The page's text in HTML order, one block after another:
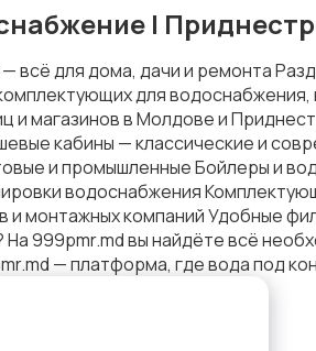
|
всё для дома, дачи и ремонта
для
и магазинов в Молдове и
кабины — классические и
и промышленные Бойлеры и
водоснабжения
и монтажных компаний Удобные
999pmr.md вы найдёте всё
— платформа, где вода под